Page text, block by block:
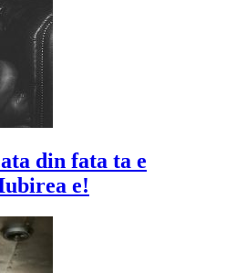
din fata ta e
e!